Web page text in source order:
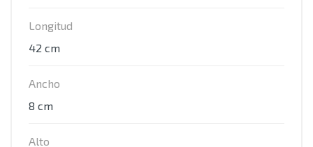
Longitud
42 cm
Ancho
8 cm
Alto